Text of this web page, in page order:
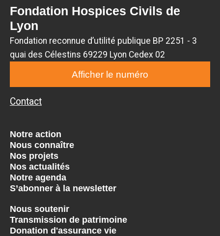
Fondation Hospices Civils de
Lyon
Fondation reconnue d’utilité publique BP 2251 - 3
quai des Célestins 69229 Lyon Cedex 02
Afficher le numéro
Contact
Notre action
Nous connaître
Nos projets
Nos actualités
Notre agenda
S’abonner à la newsletter
Nous soutenir
Transmission de patrimoine
Donation d'assurance vie